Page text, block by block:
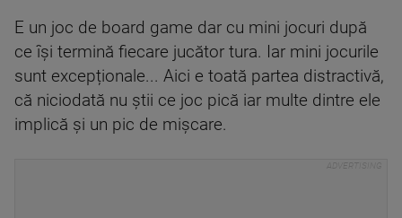
E un joc de board game dar cu mini jocuri după
ce își termină fiecare jucător tura. Iar mini jocurile
sunt excepționale... Aici e toată partea distractivă,
că niciodată nu știi ce joc pică iar multe dintre ele
implică și un pic de mișcare.